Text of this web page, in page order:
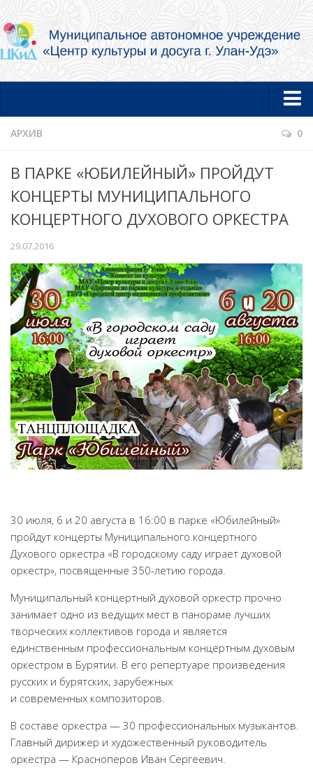
Главная
Об учреждении
Документы
Услуги в электронной форме
Фотогалерея
Творческие коллективы и артисты
Муниципальный концертный духовой оркестр
Народный фольклорный ансамбль «Тоонто»
Забайкальский народный хор «Семейские янтари»
Группа «Лаккитон»
Валико Гаспарян
Ирина Шагдурова
Анна Комолова
Сергей Плотников
Контакты
Купить Билеты
АРХИВ 0
В ПАРКЕ «ЮБИЛЕЙНЫЙ» ПРОЙДУТ
КОНЦЕРТЫ МУНИЦИПАЛЬНОГО
КОНЦЕРТНОГО ДУХОВОГО ОРКЕСТРА
29.07.2016
30 июля, 6 и 20 августа в 16:00 в парке «Юбилейный»
пройдут концерты Муниципального концертного
Духового оркестра «В городскому саду играет духовой
оркестр», посвященные 350-летию города.
Муниципальный концертный духовой оркестр прочно
занимает одно из ведущих мест в панораме лучших
творческих коллективов города и является
единственным профессиональным концертным духовым
оркестром в Бурятии. В его репертуаре произведения
русских и бурятских, зарубежных
и современных композиторов.
В составе оркестра — 30 профессиональных музыкантов.
Главный дирижер и художественный руководитель
оркестра — Красноперов Иван Сергеевич.